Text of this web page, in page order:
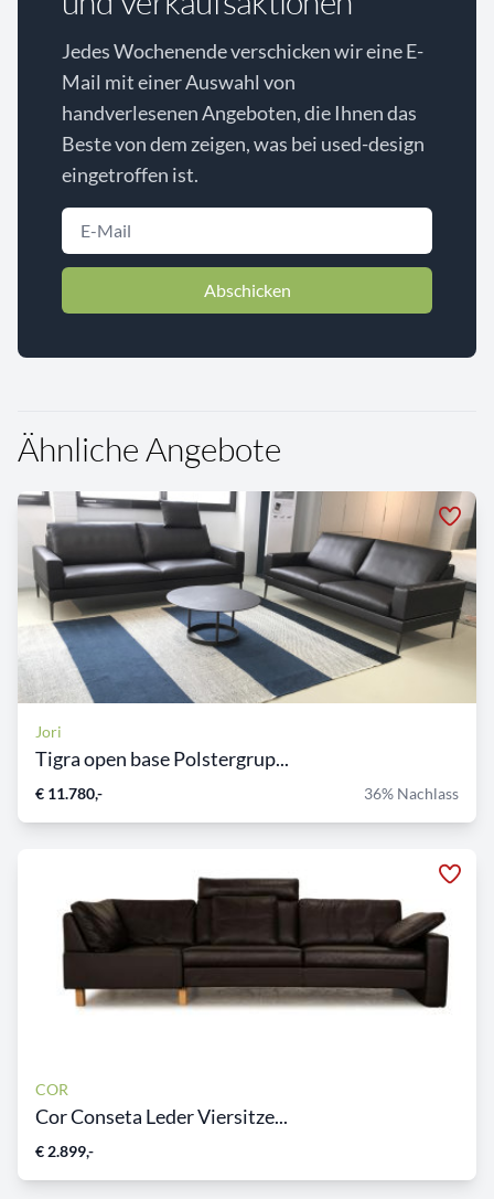
Jedes Wochenende verschicken wir eine E-
Mail mit einer Auswahl von
handverlesenen Angeboten, die Ihnen das
Beste von dem zeigen, was bei used-design
eingetroffen ist.
Abschicken
Ähnliche Angebote
Jori
Tigra open base Polstergrup...
€ 11.780,- 36% Nachlass
COR
Cor Conseta Leder Viersitze...
€ 2.899,-